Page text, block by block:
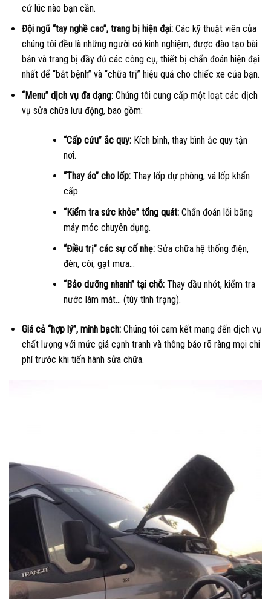
cứ lúc nào bạn cần.
Đội ngũ “tay nghề cao”, trang bị hiện đại:Các kỹ thuật viên của
chúng tôi đều là những người có kinh nghiệm, được đào tạo bài
bản và trang bị đầy đủ các công cụ, thiết bị chẩn đoán hiện đại
nhất để “bắt bệnh” và “chữa trị” hiệu quả cho chiếc xe của bạn.
“Menu” dịch vụ đa dạng:Chúng tôi cung cấp một loạt các dịch
vụ sửa chữa lưu động, bao gồm:
“Cấp cứu” ắc quy:Kích bình, thay bình ắc quy tận
nơi.
“Thay áo” cho lốp:Thay lốp dự phòng, vá lốp khẩn
cấp.
“Kiểm tra sức khỏe” tổng quát:Chẩn đoán lỗi bằng
máy móc chuyên dụng.
“Điều trị” các sự cố nhẹ:Sửa chữa hệ thống điện,
đèn, còi, gạt mưa…
“Bảo dưỡng nhanh” tại chỗ:Thay dầu nhớt, kiểm tra
nước làm mát… (tùy tình trạng).
Giá cả “hợp lý”, minh bạch:Chúng tôi cam kết mang đến dịch vụ
chất lượng với mức giá cạnh tranh và thông báo rõ ràng mọi chi
phí trước khi tiến hành sửa chữa.